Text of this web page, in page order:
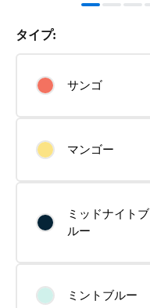
タイプ:
サンゴ
マンゴー
ミッドナイトブ
ルー
ミントブルー